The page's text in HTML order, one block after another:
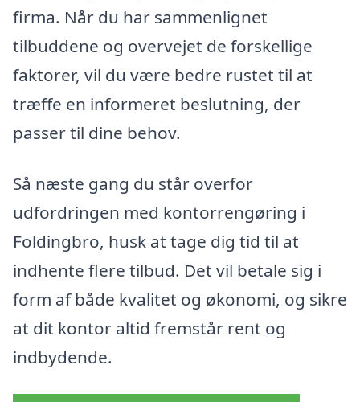
firma. Når du har sammenlignet
tilbuddene og overvejet de forskellige
faktorer, vil du være bedre rustet til at
træffe en informeret beslutning, der
passer til dine behov.
Så næste gang du står overfor
udfordringen med kontorrengøring i
Foldingbro, husk at tage dig tid til at
indhente flere tilbud. Det vil betale sig i
form af både kvalitet og økonomi, og sikre
at dit kontor altid fremstår rent og
indbydende.